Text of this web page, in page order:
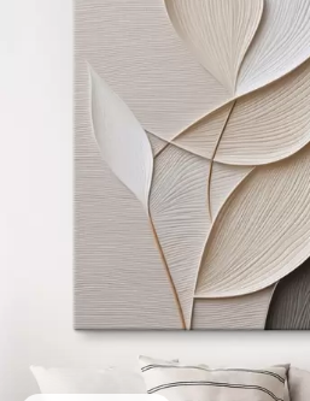
Eco-Premium
.00